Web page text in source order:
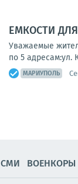
ЕМКОСТИ
Уважаемые
по 5 адресам:ул.
МАРИУПОЛЬ
СМИ ВОЕНКОРЫ